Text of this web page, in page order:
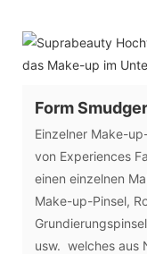
Form
Einzelner Make-
von Experiences
einen einzelnen
Make-up-Pinsel,
usw. welches aus